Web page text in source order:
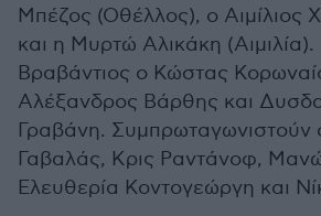
Μπέζος (Οθέλλος), ο Αιμίλιος
και η Μυρτώ Αλικάκη (Αιμιλία).
Βραβάντιος ο Κώστας
Αλέξανδρος Βάρθης και
Γραβάνη. Συμπρωταγωνιστούν
Γαβαλάς, Κρις Ραντάνοφ,
Ελευθερία Κοντογεώργη και